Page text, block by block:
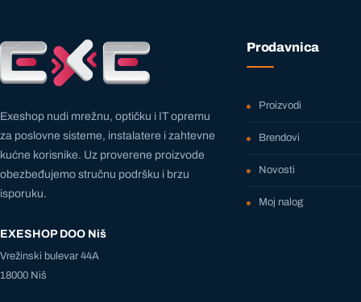
Exeshop nudi mrežnu, optičku i IT opremu
za poslovne sisteme, instalatere i zahtevne
kućne korisnike. Uz proverene proizvode
obezbeđujemo stručnu podršku i brzu
isporuku.
EXESHOP DOO Niš
Vrežinski bulevar 44A
18000 Niš
Prodavnica
Proizvodi
Brendovi
Novosti
Moj nalog